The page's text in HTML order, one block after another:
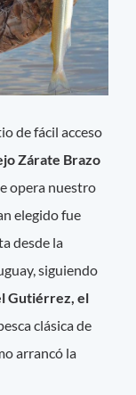
de fácil acceso
Zárate Brazo
opera nuestro
elegido fue
desde la
siguiendo
Gutiérrez, el
clásica de
arrancó la